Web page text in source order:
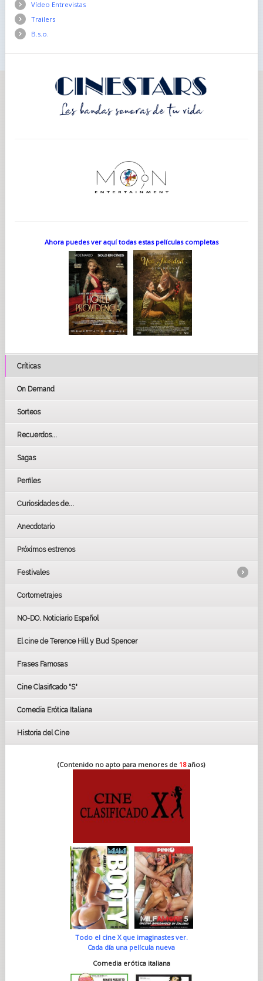
Vídeo Entrevistas
Trailers
B.s.o.
Ahora puedes ver aquí todas estas películas completas
Críticas
On Demand
Sorteos
Recuerdos...
Sagas
Perfiles
Curiosidades de...
Anecdotario
Próximos estrenos
Festivales
LOS OSCARS
GOYAS
BAFTA
Cortometrajes
NO-DO. Noticiario Español
El cine de Terence Hill y Bud Spencer
Frases Famosas
Cine Clasificado "S"
Comedia Erótica Italiana
Historia del Cine
(Contenido no apto para menores de 18años)
Todo el cine X que imaginastes ver.
Cada día una película nueva
Comedia erótica italiana